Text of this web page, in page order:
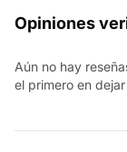
Opiniones
Aún no hay
el primero en